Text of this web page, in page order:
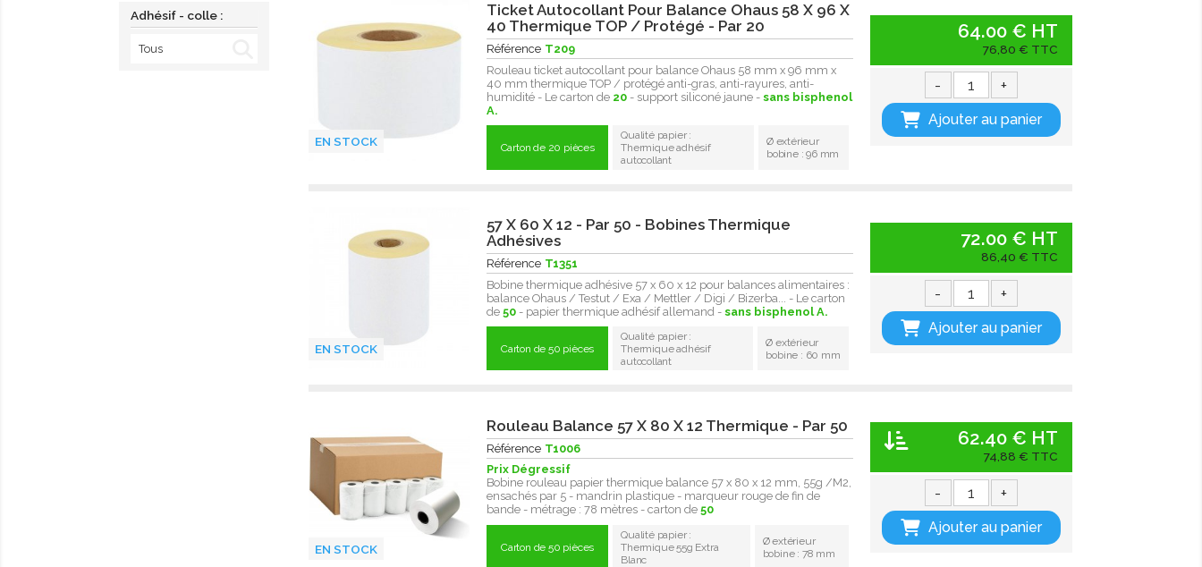
Adhésif - colle :
EN STOCK
Ticket Autocollant Pour Balance Ohaus 58 X 96 X
40 Thermique TOP / Protégé - Par 20
Référence T209
Rouleau ticket autocollant pour balance Ohaus 58 mm x 96 mm x
40 mm thermique TOP / protégé anti-gras, anti-rayures, anti-
humidité - Le carton de 20 - support siliconé jaune -sans bisphenol
A.
Carton de 20 pièces
Qualité papier :
Thermique adhésif
autocollant
Ø extérieur
bobine : 96 mm
64.00 € HT
76,80 € TTC
- +
Ajouter au panier
EN STOCK
57 X 60 X 12 - Par 50 - Bobines Thermique
Adhésives
Référence T1351
Bobine thermique adhésive 57 x 60 x 12 pour balances alimentaires :
balance Ohaus / Testut / Exa / Mettler / Digi / Bizerba... - Le carton
de50 - papier thermique adhésif allemand -sans bisphenol A.
Carton de 50 pièces
Qualité papier :
Thermique adhésif
autocollant
Ø extérieur
bobine : 60 mm
72.00 € HT
86,40 € TTC
- +
Ajouter au panier
EN STOCK
Rouleau Balance 57 X 80 X 12 Thermique - Par 50
Référence T1006
Prix Dégressif
Bobine rouleau papier thermique balance 57 x 80 x 12 mm, 55g /M2,
ensachés par 5 - mandrin plastique - marqueur rouge de fin de
bande - métrage : 78 mètres - carton de50
Carton de 50 pièces
Qualité papier :
Thermique 55g Extra
Blanc
Ø extérieur
bobine : 78 mm
62.40 € HT
74,88 € TTC
- +
Ajouter au panier